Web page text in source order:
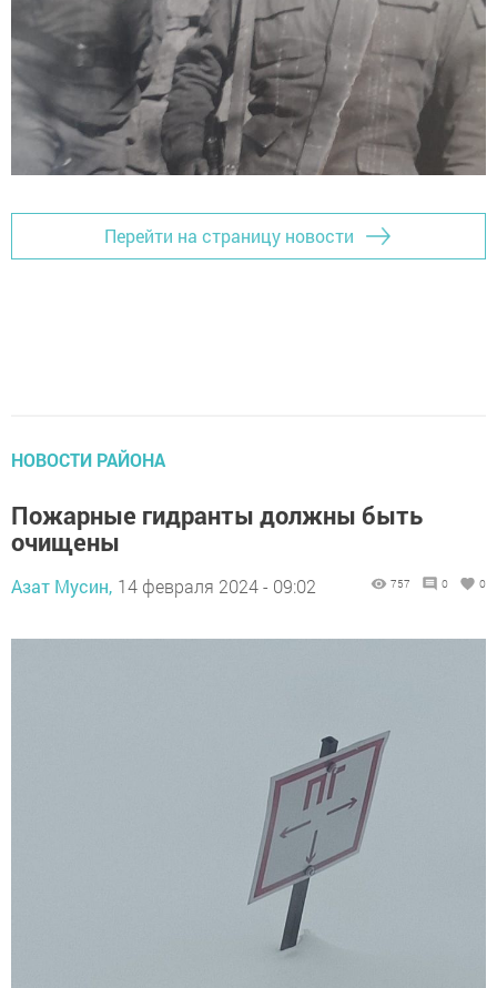
Перейти на страницу новости
НОВОСТИ РАЙОНА
Пожарные гидранты должны быть
очищены
Азат Мусин, 14 февраля 2024 - 09:02 757 0 0